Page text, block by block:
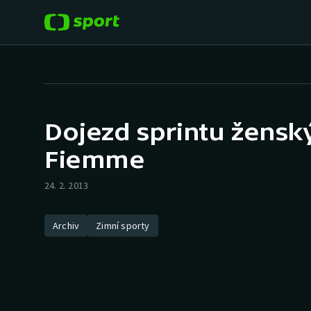
Hokej
Tenis
Cyklistika
Baseball a softbal
Dojezd sprintu
Fiemme
24. 2. 2013
Archiv Zimní sporty